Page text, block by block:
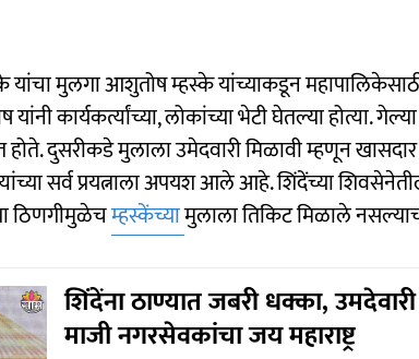
यांचा मुलगा आशुतोष म्हस्के यांच्याकडून
कार्यकर्त्यांच्या, लोकांच्या भेटी घेतल्या होत्या.
होते. दुसरीकडे मुलाला उमेदवारी मिळावी म्हणून
सर्व प्रयत्नाला अपयश आले आहे. शिंदेंच्या
ठिणगीमुळेचम्हस्केंच्यामुलाला तिकिट मिळाले
शिंदेंना ठाण्यात जबरी धक्का,
माजी नगरसेवकांचा जय महाराष्ट्र